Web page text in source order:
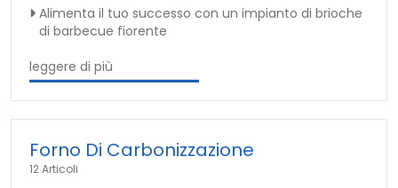
Alimenta il tuo successo con un impianto di brioche
di barbecue fiorente
leggere di più
Forno Di Carbonizzazione
12 Articoli